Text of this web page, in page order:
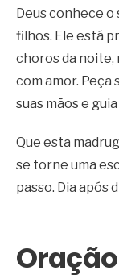
Deus conhece o
filhos. Ele está
choros da noite,
com amor. Peça
suas mãos e
Que esta
se torne uma
passo. Dia após